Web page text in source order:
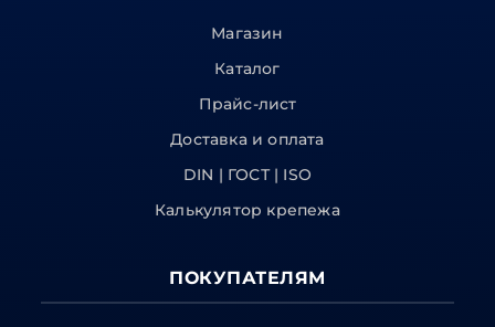
Магазин
Каталог
Прайс-лист
Доставка и оплата
DIN | ГОСТ | ISO
Калькулятор крепежа
ПОКУПАТЕЛЯМ